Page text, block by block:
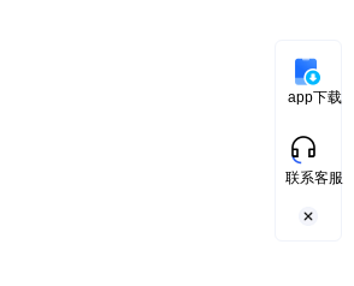
app下载
联系客服